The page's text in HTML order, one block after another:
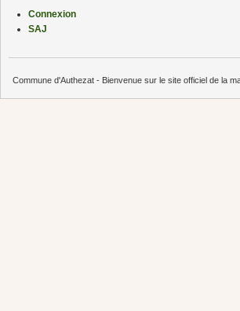
Connexion
SAJ
Commune d'Authezat - Bienvenue sur le site officiel de la